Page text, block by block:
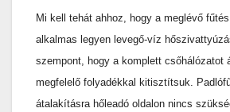
Mi kell tehát ahhoz, hogy a meglévő
alkalmas legyen levegő-víz
szempont, hogy a komplett csőhálózatot
megfelelő folyadékkal kitisztítsuk.
átalakításra hőleadó oldalon nincs